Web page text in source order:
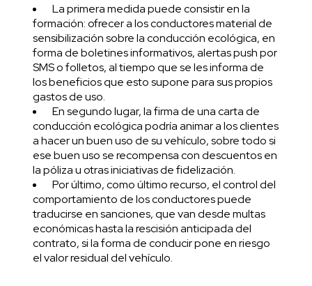
La primera medida puede consistir en la
formación: ofrecer a los conductores material de
sensibilización sobre la conducción ecológica, en
forma de boletines informativos, alertas push por
SMS o folletos, al tiempo que se les informa de
los beneficios que esto supone para sus propios
gastos de uso.
En segundo lugar, la firma de una carta de
conducción ecológica podría animar a los clientes
a hacer un buen uso de su vehículo, sobre todo si
ese buen uso se recompensa con descuentos en
la póliza u otras iniciativas de fidelización.
Por último, como último recurso, el control del
comportamiento de los conductores puede
traducirse en sanciones, que van desde multas
económicas hasta la rescisión anticipada del
contrato, si la forma de conducir pone en riesgo
el valor residual del vehículo.